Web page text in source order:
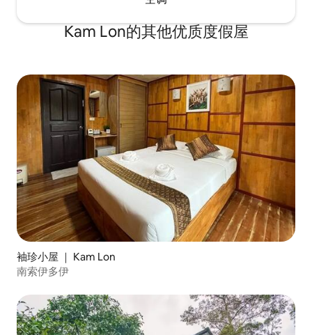
Kam Lon的其他优质度假屋
袖珍小屋 ｜ Kam Lon
南索伊多伊